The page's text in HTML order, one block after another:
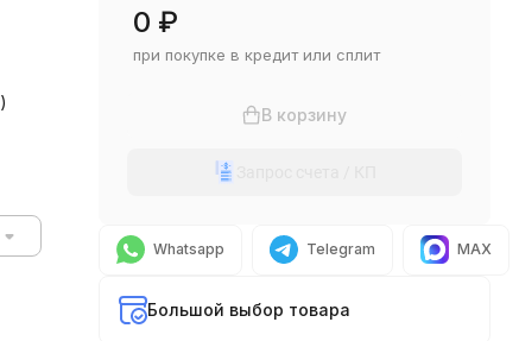
)
0 ₽
при покупке в кредит или сплит
В корзину
Whatsapp Telegram MAX
Большой выбор товара